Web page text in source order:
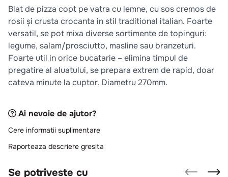
Blat de pizza copt pe vatra cu lemne, cu sos cremos de
rosii și crusta crocanta in stil traditional italian. Foarte
versatil, se pot mixa diverse sortimente de topinguri:
legume, salam/prosciutto, masline sau branzeturi.
Foarte util in orice bucatarie – elimina timpul de
pregatire al aluatului, se prepara extrem de rapid, doar
cateva minute la cuptor. Diametru 270mm.
Ai nevoie de ajutor?
Cere informatii suplimentare
Raporteaza descriere gresita
Se potriveste cu